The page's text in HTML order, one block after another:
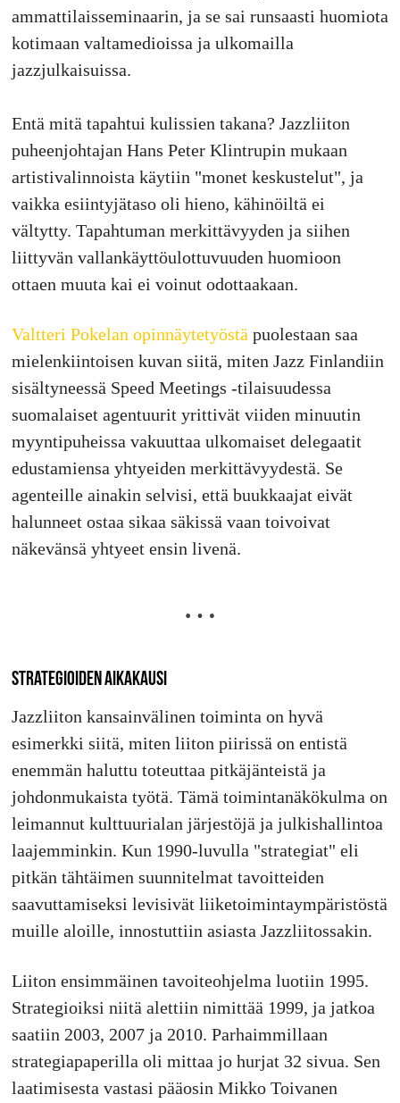
ammattilaisseminaarin, ja se sai runsaasti huomiota
kotimaan valtamedioissa ja ulkomailla
jazzjulkaisuissa.
Entä mitä tapahtui kulissien takana? Jazzliiton
puheenjohtajan Hans Peter Klintrupin mukaan
artistivalinnoista käytiin "monet keskustelut", ja
vaikka esiintyjätaso oli hieno, kähinöiltä ei
vältytty. Tapahtuman merkittävyyden ja siihen
liittyvän vallankäyttöulottuvuuden huomioon
ottaen muuta kai ei voinut odottaakaan.
Valtteri Pokelan opinnäytetyöstä puolestaan saa
mielenkiintoisen kuvan siitä, miten Jazz Finlandiin
sisältyneessä Speed Meetings -tilaisuudessa
suomalaiset agentuurit yrittivät viiden minuutin
myyntipuheissa vakuuttaa ulkomaiset delegaatit
edustamiensa yhtyeiden merkittävyydestä. Se
agenteille ainakin selvisi, että buukkaajat eivät
halunneet ostaa sikaa säkissä vaan toivoivat
näkevänsä yhtyeet ensin livenä.
STRATEGIOIDEN AIKAKAUSI
Jazzliiton kansainvälinen toiminta on hyvä
esimerkki siitä, miten liiton piirissä on entistä
enemmän haluttu toteuttaa pitkäjänteistä ja
johdonmukaista työtä. Tämä toimintanäkökulma on
leimannut kulttuurialan järjestöjä ja julkishallintoa
laajemminkin. Kun 1990-luvulla "strategiat" eli
pitkän tähtäimen suunnitelmat tavoitteiden
saavuttamiseksi levisivät liiketoimintaympäristöstä
muille aloille, innostuttiin asiasta Jazzliitossakin.
Liiton ensimmäinen tavoiteohjelma luotiin 1995.
Strategioiksi niitä alettiin nimittää 1999, ja jatkoa
saatiin 2003, 2007 ja 2010. Parhaimmillaan
strategiapaperilla oli mittaa jo hurjat 32 sivua. Sen
laatimisesta vastasi pääosin Mikko Toivanen